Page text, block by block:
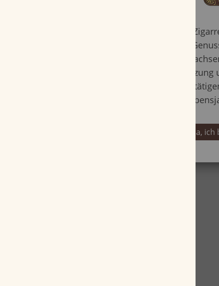
ideal in einer kleinen Pause zwischendurch
Zigarillos üblich, wird auch die qualitativ
und vor allem aufgrund ihres niedrigen Preises
Ja,